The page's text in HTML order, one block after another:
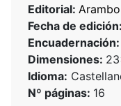
Editorial:
Fecha de edición:
Encuadernación:
Dimensiones:
Idioma:
Nº páginas: 16